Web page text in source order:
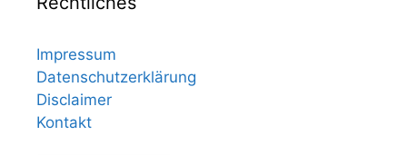
Impressum
Datenschutzerklärung
Disclaimer
Kontakt